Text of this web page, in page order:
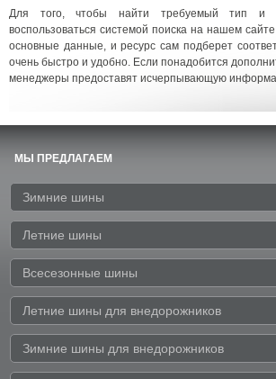
Для того, чтобы найти требуемый тип и
воспользоваться системой поиска на нашем
основные данные, и ресурс сам подберет
очень быстро и удобно. Если понадобится
менеджеры предоставят исчерпывающую
МЫ ПРЕДЛАГАЕМ
Зимние шины
Летние шины
Всесезонные шины
Летние шины для внедорожников
Зимние шины для внедорожников